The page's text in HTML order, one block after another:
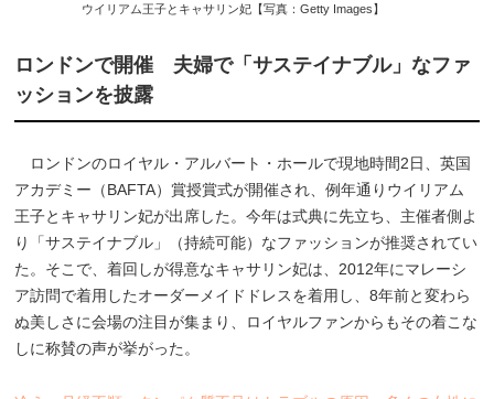
ウイリアム王子とキャサリン妃【写真：Getty Images】
ロンドンで開催 夫婦で「サステイナブル」なファ
ッションを披露
ロンドンのロイヤル・アルバート・ホールで現地時間2日、英国
アカデミー（BAFTA）賞授賞式が開催され、例年通りウイリアム
王子とキャサリン妃が出席した。今年は式典に先立ち、主催者側よ
り「サステイナブル」（持続可能）なファッションが推奨されてい
た。そこで、着回しが得意なキャサリン妃は、2012年にマレーシ
ア訪問で着用したオーダーメイドドレスを着用し、8年前と変わら
ぬ美しさに会場の注目が集まり、ロイヤルファンからもその着こな
しに称賛の声が挙がった。